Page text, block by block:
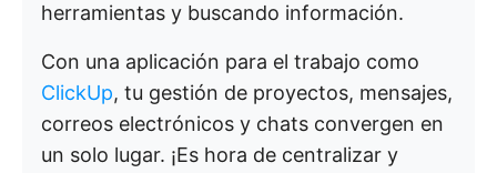
herramientas y buscando información.
Con una aplicación para el trabajo como
ClickUp, tu gestión de proyectos, mensajes,
correos electrónicos y chats convergen en
un solo lugar. ¡Es hora de centralizar y